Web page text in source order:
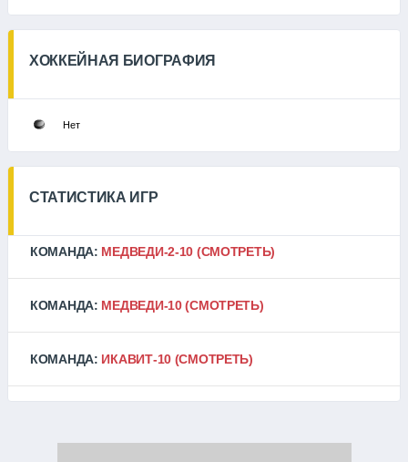
ХОККЕЙНАЯ БИОГРАФИЯ
Нет
СТАТИСТИКА ИГР
КОМАНДА: МЕДВЕДИ-2-10 (СМОТРЕТЬ)
КОМАНДА: МЕДВЕДИ-10 (СМОТРЕТЬ)
КОМАНДА: ИКАВИТ-10 (СМОТРЕТЬ)